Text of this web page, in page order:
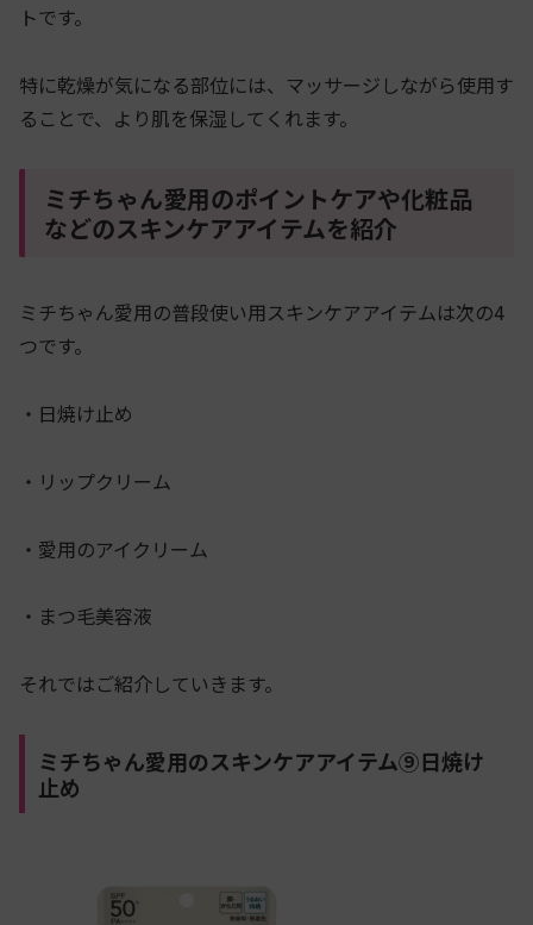
トです。
特に乾燥が気になる部位には、マッサージしながら使用す
ることで、より肌を保湿してくれます。
ミチちゃん愛用のポイントケアや化粧品
などのスキンケアアイテムを紹介
ミチちゃん愛用の普段使い用スキンケアアイテムは次の4
つです。
・日焼け止め
・リップクリーム
・愛用のアイクリーム
・まつ毛美容液
それではご紹介していきます。
ミチちゃん愛用のスキンケアアイテム⑨日焼け
止め